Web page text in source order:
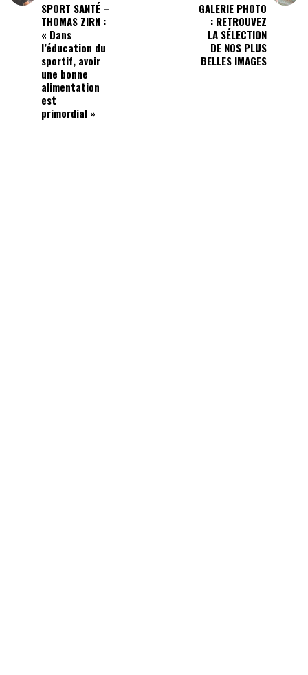
SPORT SANTÉ –
THOMAS ZIRN :
« Dans
l’éducation du
sportif, avoir
une bonne
alimentation
est
primordial »
GALERIE PHOTO
: RETROUVEZ
LA SÉLECTION
DE NOS PLUS
BELLES IMAGES